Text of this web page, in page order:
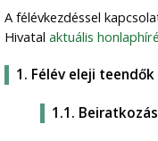
A félévkezdéssel
Hivatal aktuális
1. Félév eleji teendők
1.1. Beiratkozás